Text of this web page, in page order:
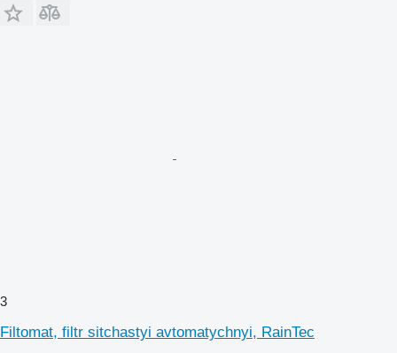
3
Filtomat, filtr sitchastyi avtomatychnyi, RainTec